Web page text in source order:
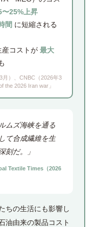
〜25%上昇
間 に短縮される
産コストが最大
月）、CNBC（2026年3
the 2026 Iran war」
ムズ海峡を通る
て合成繊維を生
刻だ。」
Textile Times（2026
ちの生活にも影響し
油由来の製品コスト